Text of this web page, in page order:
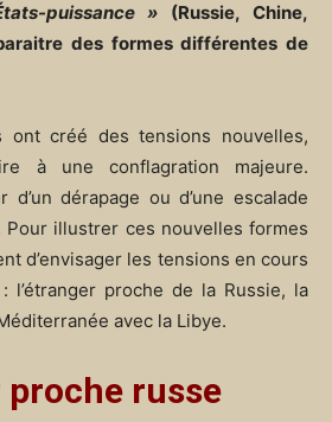
puissance » (Russie, Chine,
des formes différentes de
ont créé des tensions nouvelles,
à une conflagration majeure.
d’un dérapage ou d’une escalade
Pour illustrer ces nouvelles formes
d’envisager les tensions en cours
l’étranger proche de la Russie, la
avec la Libye.
proche russe